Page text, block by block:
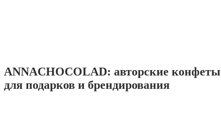
ANNACHOCOLAD: авторские
для подарков и брендирования